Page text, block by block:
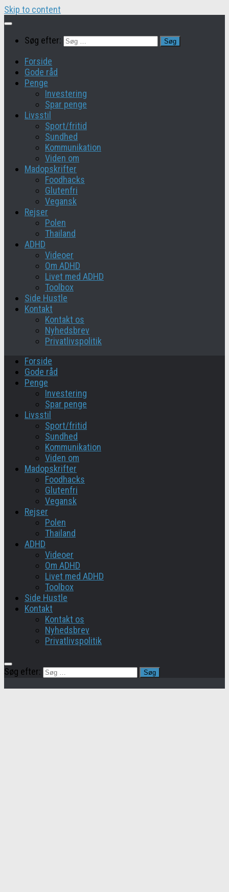
Skip to content
Søg efter:
Forside
Gode råd
Penge
Investering
Spar penge
Livsstil
Sport/fritid
Sundhed
Kommunikation
Viden om
Madopskrifter
Foodhacks
Glutenfri
Vegansk
Rejser
Polen
Thailand
ADHD
Videoer
Om ADHD
Livet med ADHD
Toolbox
Side Hustle
Kontakt
Kontakt os
Nyhedsbrev
Privatlivspolitik
Forside
Gode råd
Penge
Investering
Spar penge
Livsstil
Sport/fritid
Sundhed
Kommunikation
Viden om
Madopskrifter
Foodhacks
Glutenfri
Vegansk
Rejser
Polen
Thailand
ADHD
Videoer
Om ADHD
Livet med ADHD
Toolbox
Side Hustle
Kontakt
Kontakt os
Nyhedsbrev
Privatlivspolitik
Søg efter: